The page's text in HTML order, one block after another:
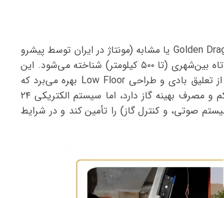
با سوخت CNG، محصولی از شرکت‌های چینی مانند Golden Dragon یا مشابه (مونتاژ در ایران توسط پیشرو
دیزل)، به عنوان یک گزینه کارآمد برای حمل و نقل عمومی در شهرها و مسیرهای کوتاه بین‌شهری (تا ۵۰۰ کیلومتر) شناخته می‌شود. این
میدل باس با طول حدود ۶.۹ متر، عرض ۲۴۰۰ میلی‌متر و ظرفیت ۳۲ + ۱ سرنشین، از تعلیق بادی و طراحی Low Floor بهره می‌برد که
دسترسی مسافران را آسان‌تر می‌کند. موتور CNG آن با استاندارد یورو ۴، آلایندگی کم و مصرف بهینه گاز دارد، اما سیستم الکتریکی ۲۴
صوتی، و کنترل گاز) را تأمین کند و در شرایط